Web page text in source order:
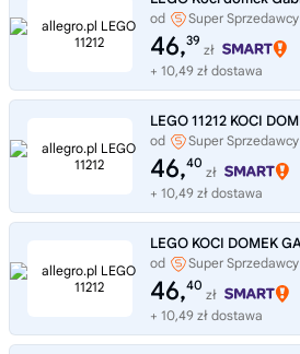
od Super Sprzedawcy
46,39
zł
+ 10,49 zł dostawa
od Super Sprzedawcy
46,40
zł
+ 10,49 zł dostawa
od Super Sprzedawcy
46,40
zł
+ 10,49 zł dostawa